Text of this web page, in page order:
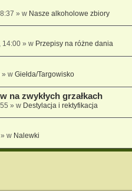
» w Nasze alkoholowe zbiory
14:00 » w Przepisy na różne dania
» w Giełda/Targowisko
na zwykłych grzałkach
» w Destylacja i rektyfikacja
w Nalewki